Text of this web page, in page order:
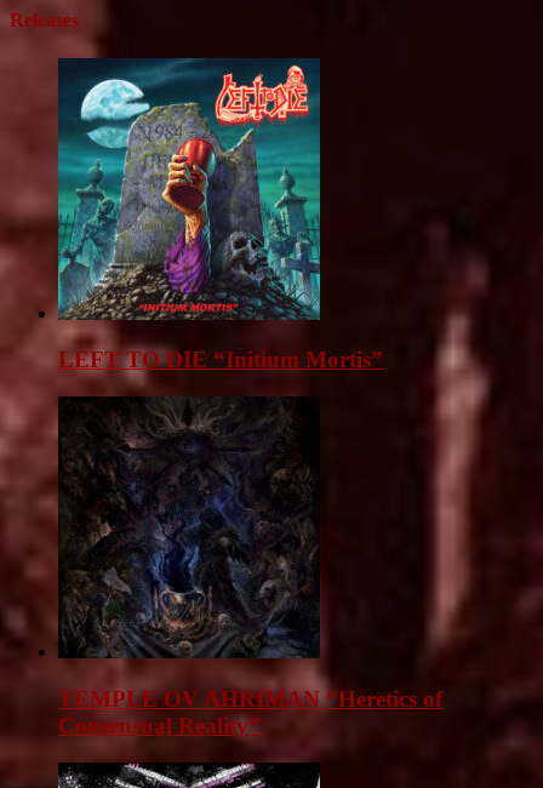
Releases
LEFT TO DIE “Initium Mortis”
TEMPLE OV AHRIMAN “Heretics of
Consensual Reality”